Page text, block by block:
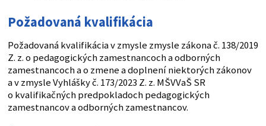
Požadovaná kvalifikácia
Požadovaná kvalifikácia v zmysle zmysle zákona č. 138/2019
Z. z. o pedagogických zamestnancoch a odborných
zamestnancoch a o zmene a doplnení niektorých zákonov
a v zmysle Vyhlášky č. 173/2023 Z. z. MŠVVaŠ SR
o kvalifikačných predpokladoch pedagogických
zamestnancov a odborných zamestnancov.